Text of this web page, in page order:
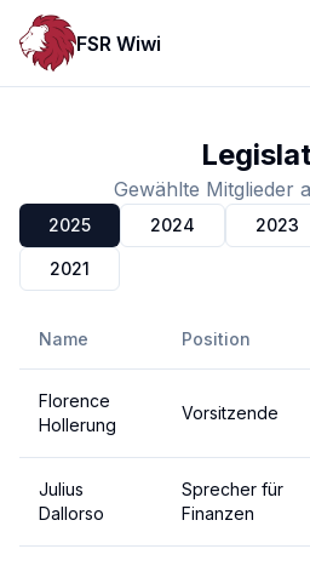
FSR Wiwi
Gewählte Mitglieder
2025 2024 2023
2021
Name Position
Florence
Hollerung
Vorsitzende
Julius
Dallorso
Sprecher für
Finanzen